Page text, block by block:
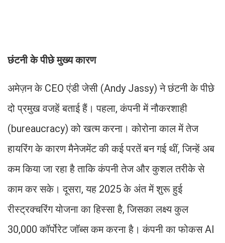
छंटनी के पीछे मुख्य कारण
अमेज़न के CEO एंडी जेसी (Andy Jassy) ने छंटनी के पीछे
दो प्रमुख वजहें बताई हैं। पहला, कंपनी में नौकरशाही
(bureaucracy) को खत्म करना। कोरोना काल में तेज
हायरिंग के कारण मैनेजमेंट की कई परतें बन गई थीं, जिन्हें अब
कम किया जा रहा है ताकि कंपनी तेज और कुशल तरीके से
काम कर सके। दूसरा, यह 2025 के अंत में शुरू हुई
रीस्ट्रक्चरिंग योजना का हिस्सा है, जिसका लक्ष्य कुल
30,000 कॉर्पोरेट जॉब्स कम करना है। कंपनी का फोकस AI